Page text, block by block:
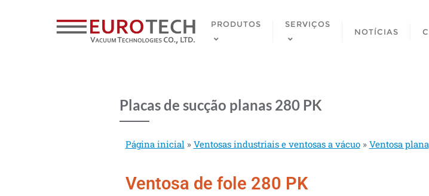
PRODUTOS SERVIÇOS
NOTÍCIAS
Placas de sucção planas 280 PK
Página inicial » Ventosas industriais e ventosas a vácuo» Ventosa plana
Ventosa de fole 280 PK